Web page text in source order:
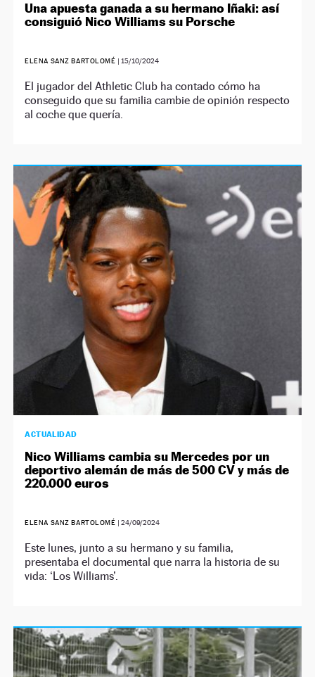
Una apuesta ganada a su hermano Iñaki: así
consiguió Nico Williams su Porsche
ELENA SANZ BARTOLOMÉ | 15/10/2024
El jugador del Athletic Club ha contado cómo ha
conseguido que su familia cambie de opinión respecto
al coche que quería.
ACTUALIDAD
Nico Williams cambia su Mercedes por un
deportivo alemán de más de 500 CV y más de
220.000 euros
ELENA SANZ BARTOLOMÉ | 24/09/2024
Este lunes, junto a su hermano y su familia,
presentaba el documental que narra la historia de su
vida: ‘Los Williams’.